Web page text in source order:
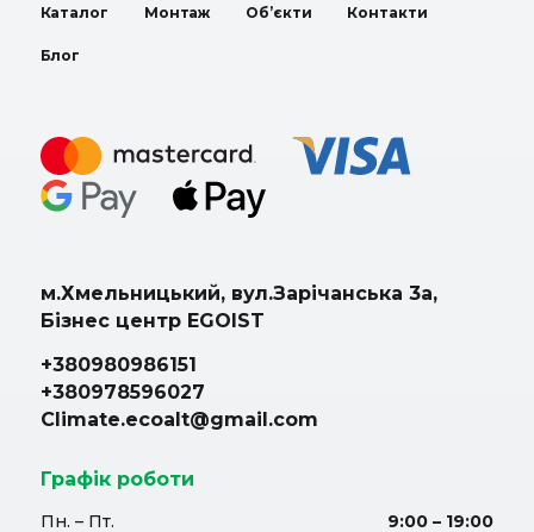
Каталог Монтаж Об’єкти Контакти
Блог
м.Хмельницький, вул.Зарічанська 3а,
Бізнес центр EGOIST
+380980986151
+380978596027
Climate.ecoalt@gmail.com
Графік роботи
Пн. – Пт. 9:00 – 19:00